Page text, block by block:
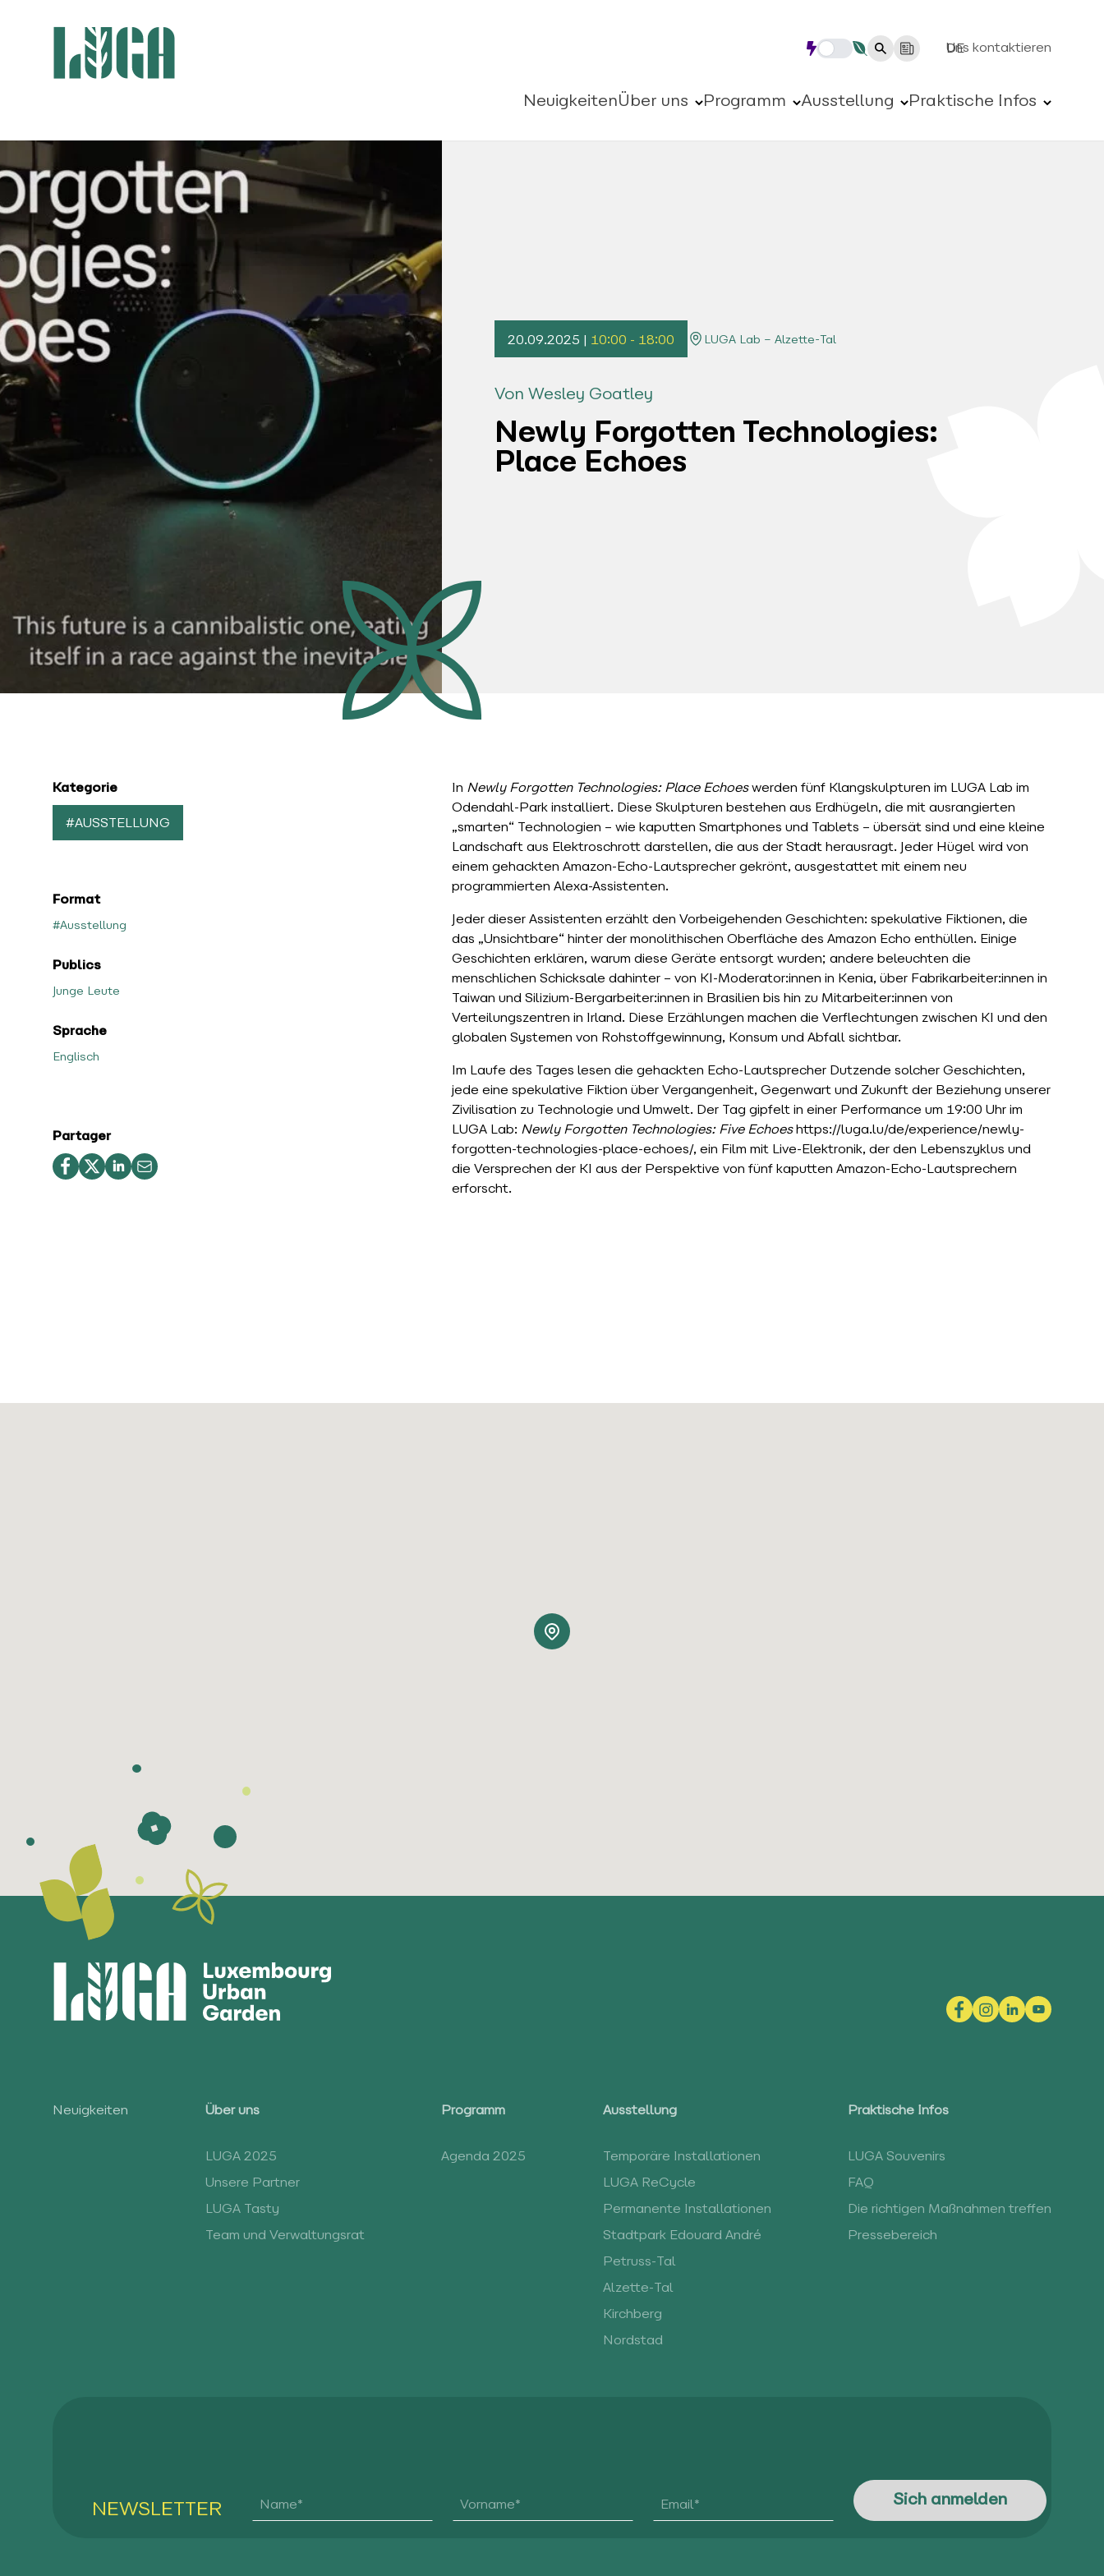
DE
Uns kontaktieren
NeuigkeitenÜber uns Programm Ausstellung Praktische Infos
20.09.2025 | 10:00 - 18:00 LUGA Lab – Alzette-Tal
Von Wesley Goatley
Newly Forgotten Technologies:
Place Echoes
Kategorie
#AUSSTELLUNG
Format
#Ausstellung
Publics
Junge Leute
Sprache
Englisch
Partager
In Newly Forgotten Technologies: Place Echoeswerden fünf Klangskulpturen im LUGA Lab im
Odendahl-Park installiert. Diese Skulpturen bestehen aus Erdhügeln, die mit ausrangierten
„smarten“ Technologien – wie kaputten Smartphones und Tablets – übersät sind und eine kleine
Landschaft aus Elektroschrott darstellen, die aus der Stadt herausragt. Jeder Hügel wird von
einem gehackten Amazon-Echo-Lautsprecher gekrönt, ausgestattet mit einem neu
programmierten Alexa-Assistenten.
Jeder dieser Assistenten erzählt den Vorbeigehenden Geschichten: spekulative Fiktionen, die
das „Unsichtbare“ hinter der monolithischen Oberfläche des Amazon Echo enthüllen. Einige
Geschichten erklären, warum diese Geräte entsorgt wurden; andere beleuchten die
menschlichen Schicksale dahinter – von KI-Moderator:innen in Kenia, über Fabrikarbeiter:innen in
Taiwan und Silizium-Bergarbeiter:innen in Brasilien bis hin zu Mitarbeiter:innen von
Verteilungszentren in Irland. Diese Erzählungen machen die Verflechtungen zwischen KI und den
globalen Systemen von Rohstoffgewinnung, Konsum und Abfall sichtbar.
Im Laufe des Tages lesen die gehackten Echo-Lautsprecher Dutzende solcher Geschichten,
jede eine spekulative Fiktion über Vergangenheit, Gegenwart und Zukunft der Beziehung unserer
Zivilisation zu Technologie und Umwelt. Der Tag gipfelt in einer Performance um 19:00 Uhr im
LUGA Lab: Newly Forgotten Technologies: Five Echoes https://luga.lu/de/experience/newly-
forgotten-technologies-place-echoes/, ein Film mit Live-Elektronik, der den Lebenszyklus und
die Versprechen der KI aus der Perspektive von fünf kaputten Amazon-Echo-Lautsprechern
erforscht.
Neuigkeiten Über uns
LUGA 2025
Unsere Partner
LUGA Tasty
Team und Verwaltungsrat
Programm
Agenda 2025
Ausstellung
Temporäre Installationen
LUGA ReCycle
Permanente Installationen
Stadtpark Edouard André
Petruss-Tal
Alzette-Tal
Kirchberg
Nordstad
Praktische Infos
LUGA Souvenirs
FAQ
Die richtigen Maßnahmen treffen
Pressebereich
NEWSLETTER